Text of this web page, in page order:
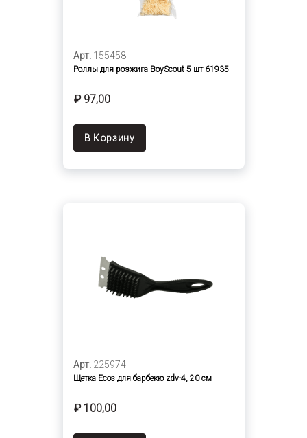
Арт. 155458
Роллы для розжига BoyScout 5 шт 61935
₽ 97,00
В Корзину
Арт. 225974
Щетка Ecos для барбекю zdv-4, 20 см
₽ 100,00